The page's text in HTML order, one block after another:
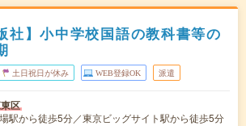
社】小中学校国語の教科書等の
土日祝日が休み WEB登録OK 派遣
区
駅から徒歩5分／東京ビッグサイト駅から徒歩5分